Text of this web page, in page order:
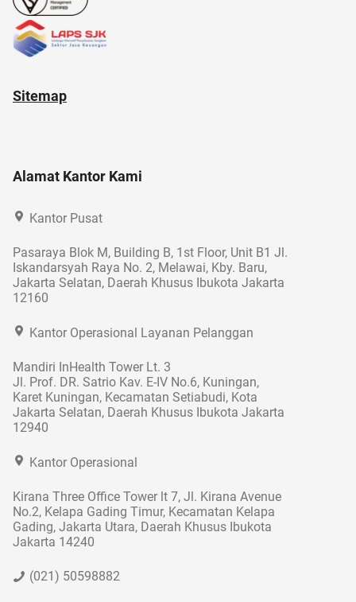
Sitemap
Alamat Kantor Kami
Kantor Pusat
Pasaraya Blok M, Building B, 1st Floor, Unit B1 Jl.
Iskandarsyah Raya No. 2, Melawai, Kby. Baru,
Jakarta Selatan, Daerah Khusus Ibukota Jakarta
12160
Kantor Operasional Layanan Pelanggan
Mandiri InHealth Tower Lt. 3
Jl. Prof. DR. Satrio Kav. E-IV No.6, Kuningan,
Karet Kuningan, Kecamatan Setiabudi, Kota
Jakarta Selatan, Daerah Khusus Ibukota Jakarta
12940
Kantor Operasional
Kirana Three Office Tower lt 7, Jl. Kirana Avenue
No.2, Kelapa Gading Timur, Kecamatan Kelapa
Gading, Jakarta Utara, Daerah Khusus Ibukota
Jakarta 14240
(021) 50598882